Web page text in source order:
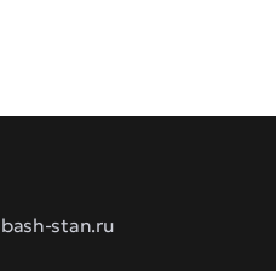
bash-stan.ru